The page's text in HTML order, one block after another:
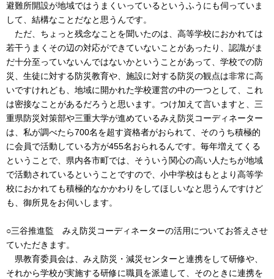
避難所開設が地域ではうまくいっているというふうにも伺っていま
して、結構なことだなと思うんです。
ただ、ちょっと残念なことを聞いたのは、高等学校におかれては
若干うまくその辺の対応ができていないことがあったり、認識がま
だ十分至っていないんではないかということがあって、学校での防
災、生徒に対する防災教育や、施設に対する防災の観点は非常に高
いですけれども、地域に開かれた学校運営の中の一つとして、これ
は密接なことがあるだろうと思います。つけ加えて言いますと、三
重県防災対策部や三重大学が進めているみえ防災コーディネーター
は、私が調べたら700名を超す資格者がおられて、そのうち積極的
に会員で活動している方が455名おられるんです。毎年増えてくる
ということで、県内各市町では、そういう関心の高い人たちが地域
で活動されているということですので、小中学校はもとより高等学
校におかれても積極的なかかわりをしてほしいなと思うんですけど
も、御所見をお伺いします。
○三谷推進監 みえ防災コーディネーターの活用についてお答えさせ
ていただきます。
県教育委員会は、みえ防災・減災センターと連携をして研修や、
それから学校が実施する研修に職員を派遣して、そのときに連携を